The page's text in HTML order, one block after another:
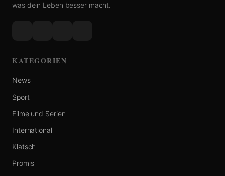
was dein Leben besser macht.
KATEGORIEN
News
Sport
Filme und Serien
International
Klatsch
Promis